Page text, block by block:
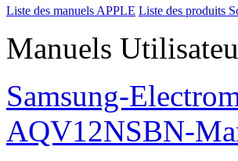
Liste des manuels APPLE Liste des produits
Manuels
Samsung-
AQV12NSBN-